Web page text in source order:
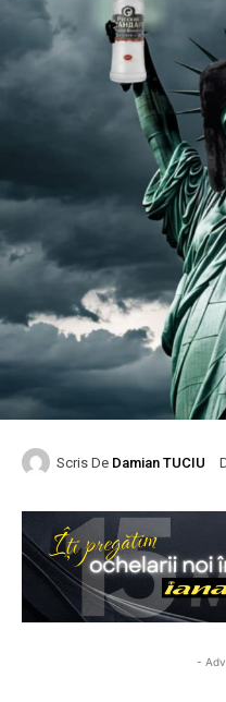
Scris De Damian TUCIU
-